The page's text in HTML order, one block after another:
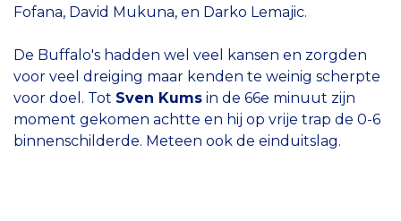
Fofana, David Mukuna, en Darko Lemajic.
De Buffalo's hadden wel veel kansen en zorgden
voor veel dreiging maar kenden te weinig scherpte
voor doel. Tot Sven Kums in de 66e minuut zijn
moment gekomen achtte en hij op vrije trap de 0-6
binnenschilderde. Meteen ook de einduitslag.